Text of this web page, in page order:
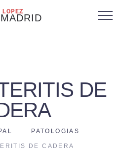
DE
PATOLOGIAS
DE CADERA